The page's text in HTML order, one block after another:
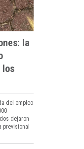
la
los
del empleo
dejaron
previsional